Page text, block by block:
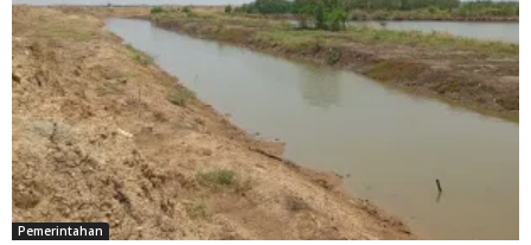
Pemerintahan